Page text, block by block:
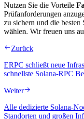
Nutzen Sie die Vorteile
Prüfanforderungen
zu sichern und die
wählen. Wir freuen uns
Zurück
ERPC schließt neue
schnellste Solana-RPC
Weiter
Alle dedizierte Solana-
Standorten und großen